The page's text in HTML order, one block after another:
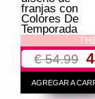
franjas con
Colores De
Temporada
€ 54.99
AGREGAR A